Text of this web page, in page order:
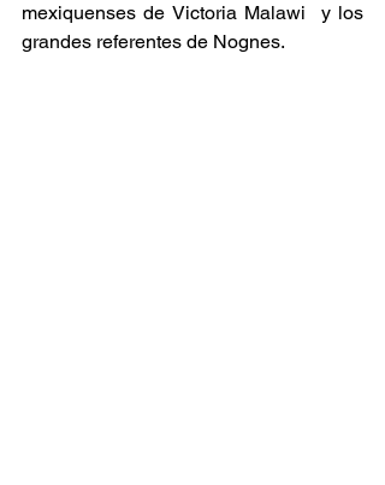
mexiquenses de Victoria Malawi  y los
grandes referentes de Nognes.